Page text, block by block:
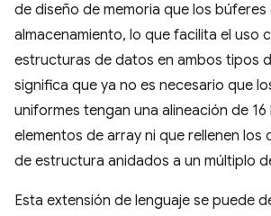
de diseño de memoria que los búferes
almacenamiento, lo que facilita el uso
estructuras de datos en ambos tipos
significa que ya no es necesario que
uniformes tengan una alineación de
elementos de array ni que rellenen los
de estructura anidados a un múltiplo
Esta extensión de lenguaje se puede